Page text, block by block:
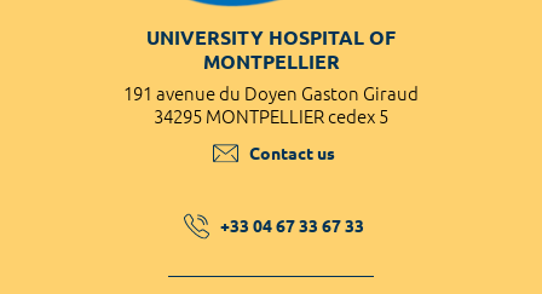
UNIVERSITY HOSPITAL OF
MONTPELLIER
191 avenue du Doyen Gaston Giraud
34295 MONTPELLIER cedex 5
Contact us
+33 04 67 33 67 33